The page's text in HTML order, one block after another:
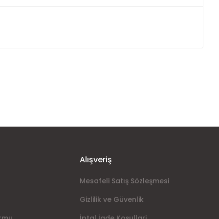
Alışveriş
Mesafeli Satış Sözleşmesi
Gizlilik ve Güvenlik